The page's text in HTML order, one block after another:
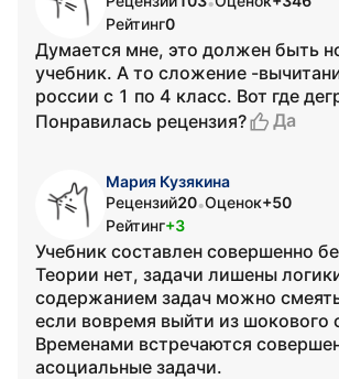
Рейтинг0
Думается мне, это должен быть
учебник. А то сложение -
россии с 1 по 4 класс. Вот где
Понравилась рецензия?
Да
Мария Кузякина
Рецензий20•Оценок+50
Рейтинг+3
Учебник составлен совершенно
Теории нет, задачи лишены
содержанием задач можно
если вовремя выйти из шокового
Временами встречаются
асоциальные задачи.